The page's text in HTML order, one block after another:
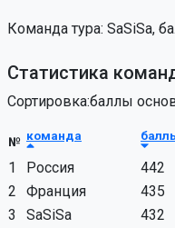
Команда тура: SaSiSa,
Статистика
Сортировка:баллы
№ команда
1 Россия 442
2
Франция 435
3
SaSiSa 432